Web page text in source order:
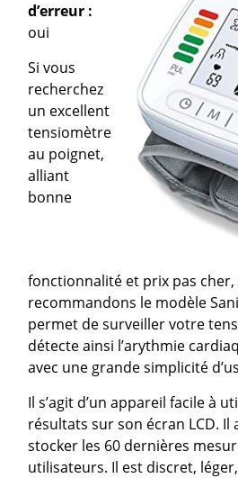
d’erreur :
oui
Si vous
recherchez
un excellent
tensiomètre
au poignet,
alliant
bonne
fonctionnalité et prix pas cher,
recommandons le modèle
permet de surveiller votre
détecte ainsi l’arythmie
avec une grande simplicité
Il s’agit d’un appareil facile à
résultats sur son écran LCD. Il
stocker les 60 dernières
utilisateurs. Il est discret,